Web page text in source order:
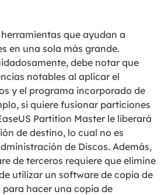
que ayudan a
en una sola más grande.
debe notar que
notables al aplicar el
y el programa incorporado de
si quiere fusionar particiones
Partition Master le liberará
de destino, lo cual no es
de Discos. Además,
de terceros requiere que elimine
utilizar un software de copia de
hacer una copia de